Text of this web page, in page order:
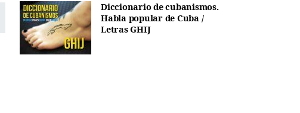
Diccionario de cubanismos.
Habla popular de Cuba /
Letras GHIJ